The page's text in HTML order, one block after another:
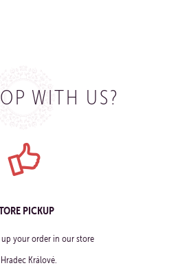
WITH US?
PICKUP
your order in our store
Králové.